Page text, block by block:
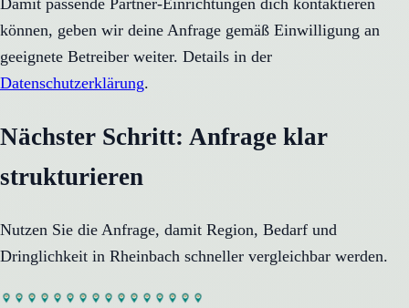
können, geben wir deine Anfrage gemäß Einwilligung an
geeignete Betreiber weiter. Details in der
Datenschutzerklärung.
Nächster Schritt: Anfrage klar
strukturieren
Nutzen Sie die Anfrage, damit Region, Bedarf und
Dringlichkeit in Rheinbach schneller vergleichbar werden.